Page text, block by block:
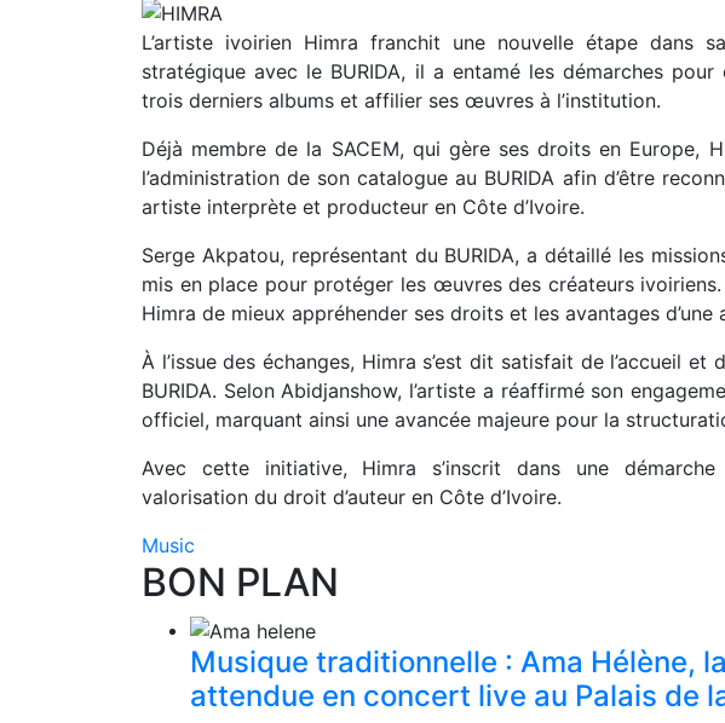
L’artiste ivoirien Himra franchit une nouvelle étape dans
stratégique avec le BURIDA, il a entamé les démarches
trois derniers albums et affilier ses œuvres à l’institution.
Déjà membre de la SACEM, qui gère ses droits en Europe,
l’administration de son catalogue au BURIDA afin d’être
artiste interprète et producteur en Côte d’Ivoire.
Serge Akpatou, représentant du BURIDA, a détaillé les
mis en place pour protéger les œuvres des créateurs
Himra de mieux appréhender ses droits et les avantages
À l’issue des échanges, Himra s’est dit satisfait de l’accueil
BURIDA. Selon Abidjanshow, l’artiste a réaffirmé son
officiel, marquant ainsi une avancée majeure pour la
Avec cette initiative, Himra s’inscrit dans une
valorisation du droit d’auteur en Côte d’Ivoire.
Music
BON PLAN
Musique traditionnelle : Ama Hélène,
attendue en concert live au Palais de